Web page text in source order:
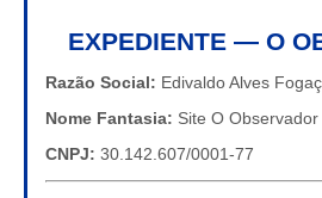
EXPEDIENTE — O
Razão Social: Edivaldo Alves
Nome Fantasia: Site O Observador
CNPJ: 30.142.607/0001-77